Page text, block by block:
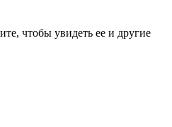
чтобы увидеть ее и другие